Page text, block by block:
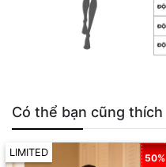
Có thể bạn cũng thích
LIMITED
50%